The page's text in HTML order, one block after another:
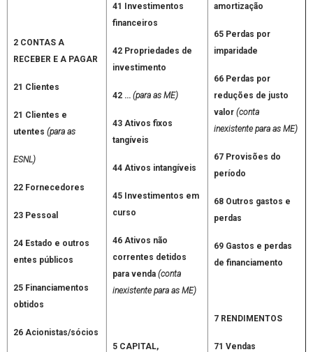
2 CONTAS A
RECEBER E A PAGAR
21 Clientes
21 Clientes e
utentes(para as
ESNL)
22 Fornecedores
23 Pessoal
24 Estado e outros
entes públicos
25 Financiamentos
obtidos
26 Acionistas/sócios
41 Investimentos
financeiros
42 Propriedades de
investimento
42 …(para as ME)
43 Ativos fixos
tangíveis
44 Ativos intangíveis
45 Investimentos em
curso
46 Ativos não
correntes detidos
para venda(conta
inexistente para as ME)
5 CAPITAL,
amortização
65 Perdas por
imparidade
66 Perdas por
reduções de justo
valor(conta
inexistente para as ME)
67 Provisões do
período
68 Outros gastos e
perdas
69 Gastos e perdas
de financiamento
7 RENDIMENTOS
71 Vendas